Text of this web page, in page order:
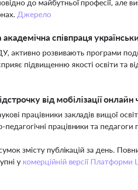
до майбутньої професії, але
Джерело
співпраця
активно розвивають програми
підвищенню якості освіти та
від мобілізації онлайн
працівники закладів вищої
працівники та педагоги
змісту публікацій за день.
у комерційній версії Платформи